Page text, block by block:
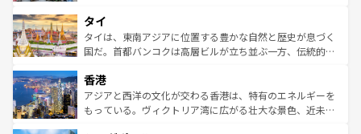
リティに包まれながら、韓国の多彩な魅力を心ゆくまで味
わってみてほしい。 なお、新着の韓国情報はコンテンツ一
覧を参照してほしい。
急速な発展と共に伝統が息づく。ハノイの古い町並みやホ
ーチミン市のフランス統治時代の建物も、独特の雰囲気を
醸し出している。また、バラエティの豊かさとおいしさで
とつ。フォーやバインミー、ベトナムコーヒーなどは、ぜ
ひ現地で味わいたい。どの地域を訪れてもあたたかい人々
が旅行者を迎えてくれるので、きっと忘れられない旅にな
タイ
タイは、東南アジアに位置する豊かな自然と歴史が息づく
国だ。首都バンコクは高層ビルが立ち並ぶ一方、伝統的な
の活気が交差している。北部ではチェンマイなどの山岳地
帯で自然と触れ合い、南部ではプーケットやクラビの美し
いビーチでリゾート気分を楽しむことができる。タイ料理
香港
アジアと西洋の文化が交わる香港は、特有のエネルギーを
もっている。ヴィクトリア湾に広がる壮大な景色、近未来